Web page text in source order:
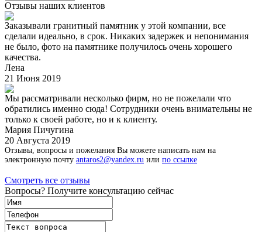
Отзывы наших клиентов
Заказывали гранитный памятник у этой компании, все
сделали идеально, в срок. Никаких задержек и непонимания
не было, фото на памятнике получилось очень хорошего
качества.
Лена
21 Июня 2019
Мы рассматривали несколько фирм, но не пожелали что
обратились именно сюда! Сотрудники очень внимательны не
только к своей работе, но и к клиенту.
Мария Пичугина
20 Августа 2019
Отзывы, вопросы и пожелания Вы можете написать нам на
электронную почту antaros2@yandex.ru или по ссылке
Смотреть все отзывы
Вопросы? Получите консультацию сейчас